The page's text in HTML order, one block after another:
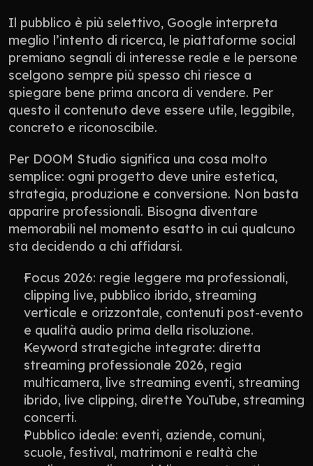
Il pubblico è più selettivo, Google interpreta
meglio l’intento di ricerca, le piattaforme social
premiano segnali di interesse reale e le persone
scelgono sempre più spesso chi riesce a
spiegare bene prima ancora di vendere. Per
questo il contenuto deve essere utile, leggibile,
concreto e riconoscibile.
Per DOOM Studio significa una cosa molto
semplice: ogni progetto deve unire estetica,
strategia, produzione e conversione. Non basta
apparire professionali. Bisogna diventare
memorabili nel momento esatto in cui qualcuno
sta decidendo a chi affidarsi.
Focus 2026: regie leggere ma professionali,
clipping live, pubblico ibrido, streaming
verticale e orizzontale, contenuti post-evento
e qualità audio prima della risoluzione.
Keyword strategiche integrate: diretta
streaming professionale 2026, regia
multicamera, live streaming eventi, streaming
ibrido, live clipping, dirette YouTube, streaming
concerti.
Pubblico ideale: eventi, aziende, comuni,
scuole, festival, matrimoni e realtà che